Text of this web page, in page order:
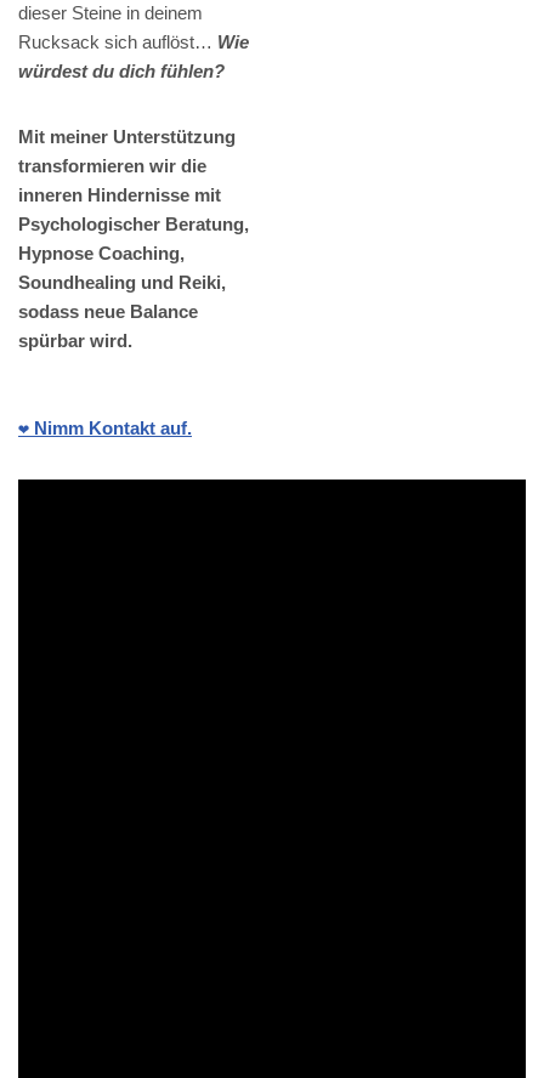
dieser Steine in deinem
Rucksack sich auflöst… Wie
würdest du dich fühlen?
Mit meiner Unterstützung
transformieren wir die
inneren Hindernisse mit
Psychologischer Beratung,
Hypnose Coaching,
Soundhealing und Reiki,
sodass neue Balance
spürbar wird.
❤️ Nimm Kontakt auf.